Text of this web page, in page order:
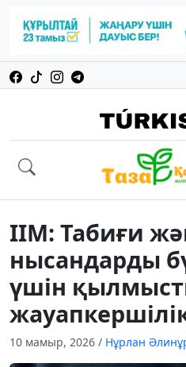
ІІМ: Табиғи
нысандарды
үшін
10 мамыр, 2026 / Нұрлан